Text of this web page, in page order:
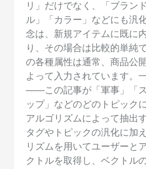
リ」だけでなく、「ブラン
ル」「カラー」などにも汎
念は、新規アイテムに既に
り、その場合は比較的単純
の各種属性は通常、商品公
よって入力されています。
——この記事が「軍事」「
ップ」などのどのトピッ
アルゴリズムによって抽出
タグやトピックの汎化に加
リズムを用いてユーザーと
クトルを取得し、ベクトル